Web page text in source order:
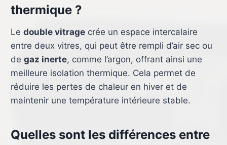
thermique ?
Le double vitragecrée un espace intercalaire
entre deux vitres, qui peut être rempli d’air sec ou
de gaz inerte, comme l’argon, offrant ainsi une
meilleure isolation thermique. Cela permet de
réduire les pertes de chaleur en hiver et de
maintenir une température intérieure stable.
Quelles sont les différences entre